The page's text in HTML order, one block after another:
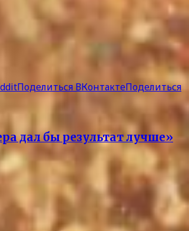
Поделиться ВКонтактеПоделиться
дал бы результат лучше»